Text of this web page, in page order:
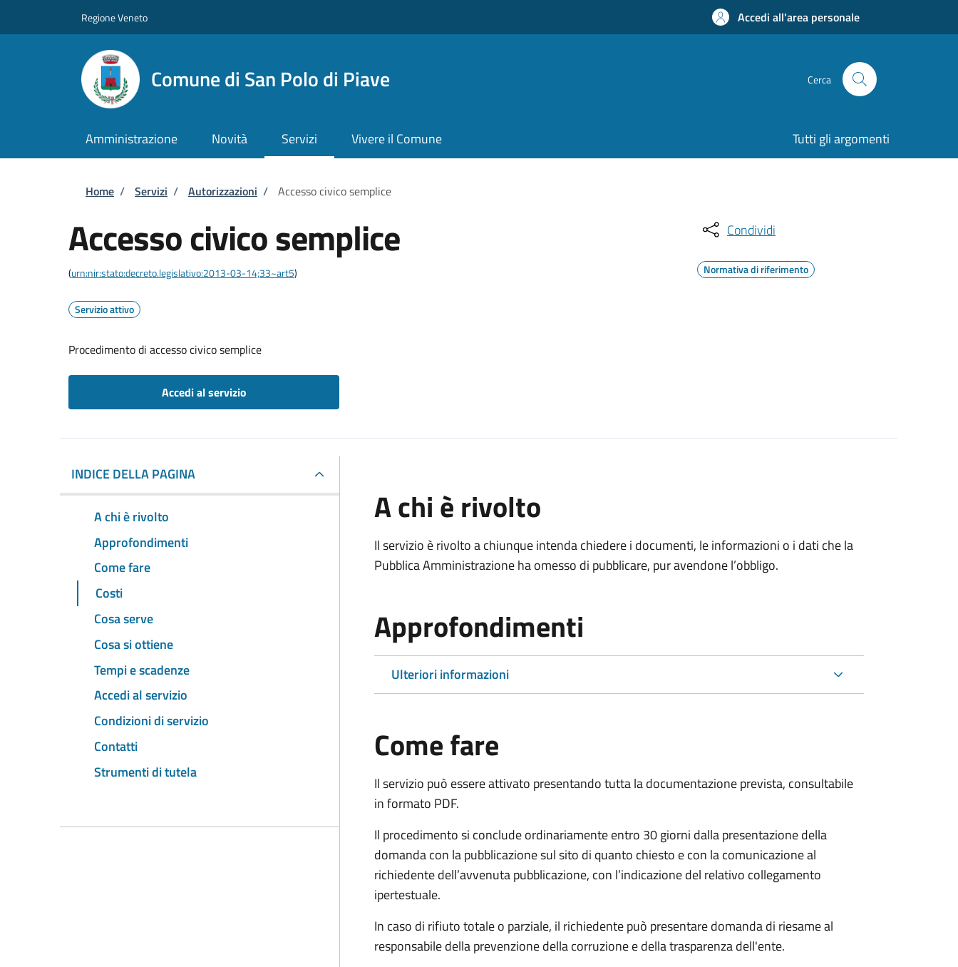
Regione Veneto Accedi all'area personale
Comune di San Polo di Piave Cerca
Amministrazione Novità Servizi Vivere il Comune Tutti gli argomenti
Briciole di pane
Home / Servizi / Autorizzazioni / Accesso civico semplice
Accesso civico semplice
(urn:nir:stato:decreto.legislativo:2013-03-14;33~art5)
Servizio attivo
Procedimento di accesso civico semplice
Accedi al servizio
Condividi
Normativa di riferimento
INDICE DELLA PAGINA
A chi è rivolto
Approfondimenti
Come fare
Costi
Cosa serve
Cosa si ottiene
Tempi e scadenze
Accedi al servizio
Condizioni di servizio
Contatti
Strumenti di tutela
A chi è rivolto
Il servizio è rivolto a chiunque intenda chiedere i documenti, le informazioni o i dati che la
Pubblica Amministrazione ha omesso di pubblicare, pur avendone l’obbligo.
Approfondimenti
Ulteriori informazioni
Come fare
Il servizio può essere attivato presentando tutta la documentazione prevista, consultabile
in formato PDF.
Il procedimento si conclude ordinariamente entro 30 giorni dalla presentazione della
domanda con la pubblicazione sul sito di quanto chiesto e con la comunicazione al
richiedente dell’avvenuta pubblicazione, con l’indicazione del relativo collegamento
ipertestuale.
In caso di rifiuto totale o parziale, il richiedente può presentare domanda di riesame al
responsabile della prevenzione della corruzione e della trasparenza dell'ente.